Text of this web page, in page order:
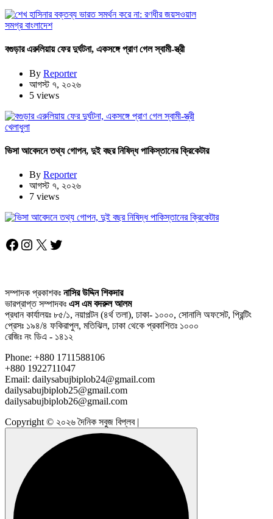
সমগ্র বাংলাদেশ
বগুড়ার এরুলিয়ায় ফের দুর্ঘটনা, একসঙ্গে প্রাণ গেল স্বামী-স্ত্রী
By Reporter
আগস্ট ৭, ২০২৬
5 views
খেলাধুলা
ভিসা আবেদনে তথ্য গোপন, দুই বছর নিষিদ্ধ পাকিস্তানের ক্রিকেটার
By Reporter
আগস্ট ৭, ২০২৬
7 views
Facebook
Instagram
X Twitter
সম্পাদক প্রকাশকঃ নাসির উদ্দিন শিকদার
ভারপ্রাপ্ত সম্পাদকঃ এস এম বদরুল আলম
প্রধান কার্যালয়ঃ ৮৫/১, নয়াপল্টন (৪র্থ তলা), ঢাকা- ১০০০, সোনালি অফসেট, প্রিন্টিং
প্রেসঃ ১৯৪/৪ ফকিরাপুল, মতিঝিল, ঢাকা থেকে প্রকাশিতঃ ১০০০
রেজিঃ নং ডিএ - ১৪১২
Phone: +880 1711588106
+880 1922711047
Email: dailysabujbiplob24@gmail.com
dailysabujbiplob25@gmail.com
dailysabujbiplob26@gmail.com
Copyright © ২০২৬ দৈনিক সবুজ বিপ্লব |